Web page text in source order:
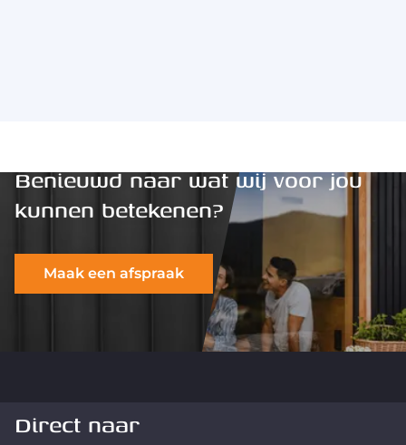
Benieuwd naar wat wij voor jou
kunnen betekenen?
Maak een afspraak
Direct naar